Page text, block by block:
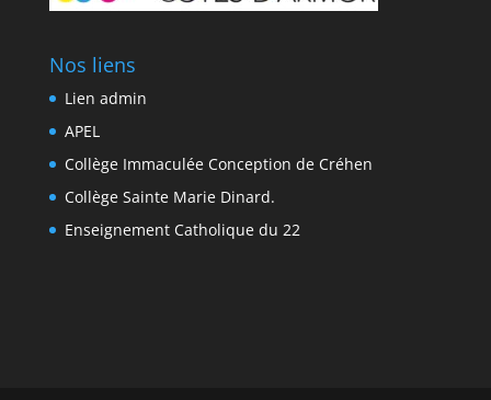
Nos liens
Lien admin
APEL
Collège Immaculée Conception de Créhen
Collège Sainte Marie Dinard.
Enseignement Catholique du 22